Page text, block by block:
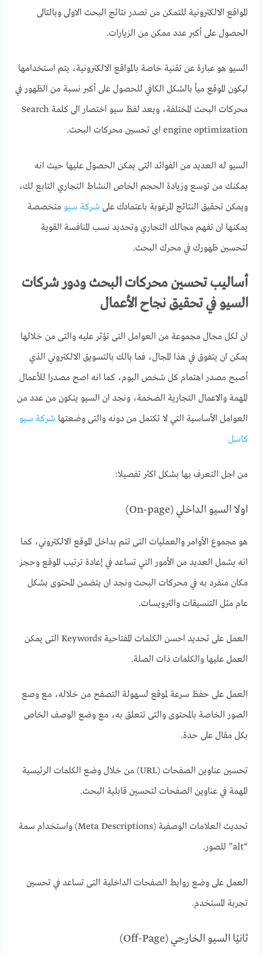
المواقع الالكترونية للتمكن من تصدر نتائج البحث الاولى وبالتالى
الحصول على أكبر عدد ممكن من الزيارات.
السيو هو عبارة عن تقنية خاصة بالمواقع الالكترونية، يتم استخدامها
ليكون الموقع ميأ بالشكل الكافي للحصول على أكبر نسبة من الظهور في
محركات البحث المختلفة، ويعد لفظ سيو اختصار الى كلمة Search
engine optimization اى تحسين محركات البحث.
السيو له العديد من الفوائد التى يمكن الحصول عليها حيث انه
يمكنك من توسع وزيادة الحجم الخاص النشاط التجاري التابع لك،
ويمكن تحقيق النتائج المرغوبة باعتمادك على شركة سيو متخصصة
يمكنها ان تفهم مجالك التجاري وتحديد نسب المنافسة القوية
لتحسين ظهورك في محرك البحث.
أساليب تحسين محركات البحث ودور شركات
السيو في تحقيق نجاح الأعمال
ان لكل مجال مجموعة من العوامل التى تؤثر عليه والتى من خلالها
يمكن ان يتفوق في هذا المجال، فما بالك بالتسويق الالكتروني الذي
أصبح مصدر اهتمام كل شخص اليوم، كما انه اصح مصدرا للأعمال
المهمة والاعمال التجارية الضخمة، ونجد ان السيو يتكون من عدد من
العوامل الأساسية التي لا تكتمل من دونه والتى وضعتها شركة سيو
كاسل
من اجل التعرف بها بشكل اكثر تفصيلا:
اولا السيو الداخلي (On-page)
هو مجموع الأوامر والعمليات التى تتم بداخل الموقع الالكتروني، كما
انه يشمل العديد من الأمور التي تساعد في إعادة ترتيب الموقع وحجز
مكان منفرد به في محركات البحث ونجد ان يتضمن المحتوى بشكل
عام مثل التنسيقات والترويسات.
العمل على تحديد احسن الكلمات المفتاحية Keywords التى يمكن
العمل عليها والكلمات ذات الصلة.
العمل على حفظ سرعة لموقع لسهولة التصفح من خلاله، مع وصع
الصور الخاصة بالمحتوى والتى تتعلق به، مع وضع الوصف الخاص
بكل مقال على حدة.
تحسين عناوين الصفحات (URL) من خلال وضع الكلمات الرئيسية
المهمة في عناوين الصفحات لتحسين قابلية البحث.
تحديث العلامات الوصفية (Meta Descriptions) واستخدام سمة
“alt” للصور.
العمل على وضع روابط الصفحات الداخلية التى تساعد في تحسين
تجربة المستخدم.
ثانيًا السيو الخارجي (Off-Page)